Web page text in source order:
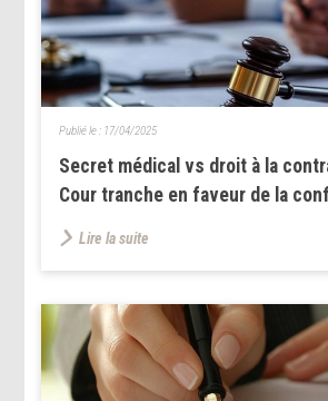
Secret médical vs droit à la
Cour tranche en faveur de la
Publié le : 17/04/2025
Lire la suite